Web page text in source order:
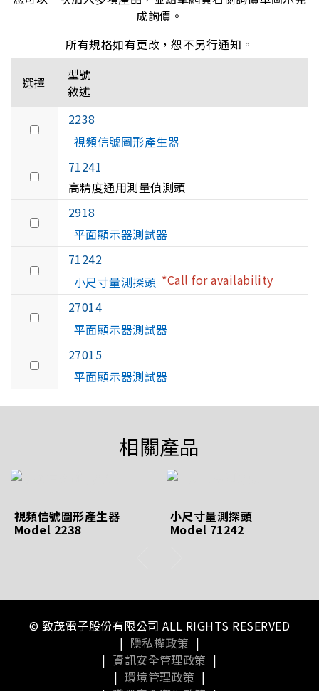
成詢價。
所有規格如有更改，恕不另行通知。
選擇
型號
敘述
2238
視頻信號圖形產生器
71241
高精度通用測量偵測頭
2918
平面顯示器測試器
71242
小尺寸量測探頭 *Call for availability
27014
平面顯示器測試器
27015
平面顯示器測試器
相關產品
視頻信號圖形產生器
Model 2238
小尺寸量測探頭
Model 71242
© 致茂電子股份有限公司 ALL RIGHTS RESERVED
| 隱私權政策 |
| 資訊安全管理政策 |
| 環境管理政策 |